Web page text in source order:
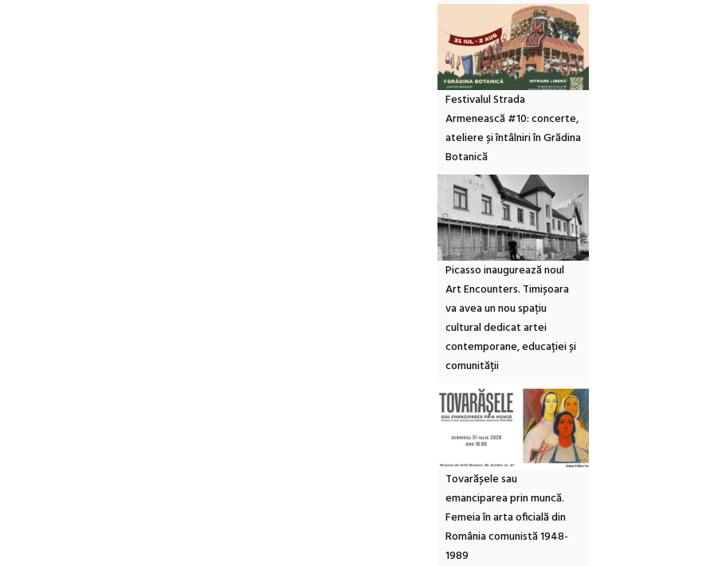
Festivalul Strada
Armenească #10: concerte,
ateliere și întâlniri în Grădina
Botanică
Picasso inaugurează noul
Art Encounters. Timișoara
va avea un nou spațiu
cultural dedicat artei
contemporane, educației și
comunității
Tovarășele sau
emanciparea prin muncă.
Femeia în arta oficială din
România comunistă 1948-
1989